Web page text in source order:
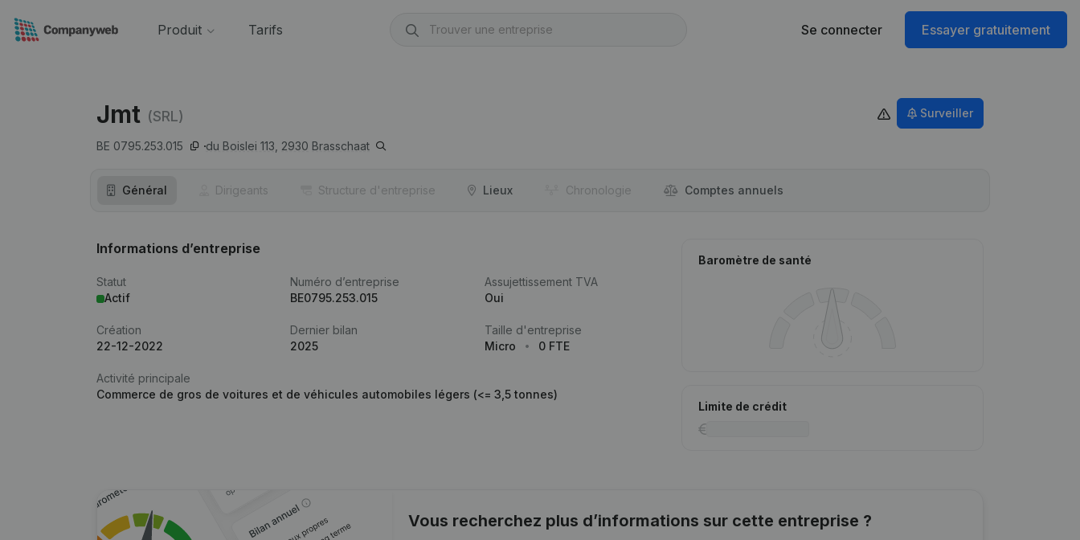
Produit Tarifs Se connecter Essayer gratuitement
Jmt (SRL)
BE 0795.253.015 du Boislei 113, 2930 Brasschaat
Surveiller
Général Dirigeants Structure d'entreprise Lieux Chronologie Comptes annuels
Informations d’entreprise
Statut
Actif
Numéro d’entreprise
BE0795.253.015
Assujettissement TVA
Oui
Création
22-12-2022
Dernier bilan
2025
Taille d'entreprise
Micro
0 FTE
Activité principale
Commerce de gros de voitures et de véhicules automobiles légers (<= 3,5 tonnes)
Baromètre de santé
Limite de crédit
Vous recherchez plus d’informations sur cette entreprise ?